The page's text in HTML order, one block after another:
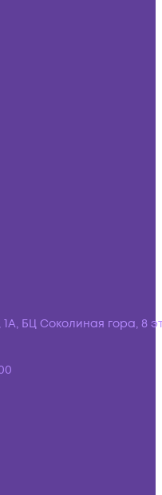
БЦ Соколиная гора, 8